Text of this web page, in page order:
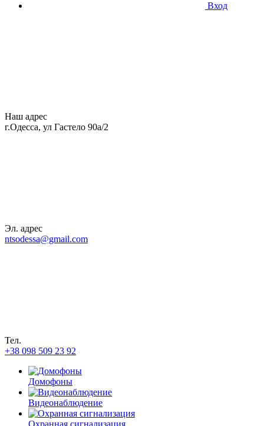
Вход
Наш адрес
г.Одесса, ул Гастело 90а/2
Эл. адрес
ntsodessa@gmail.com
Тел.
+38 098 509 23 92
Домофоны
Видеонаблюдение
Охранная сигнализация